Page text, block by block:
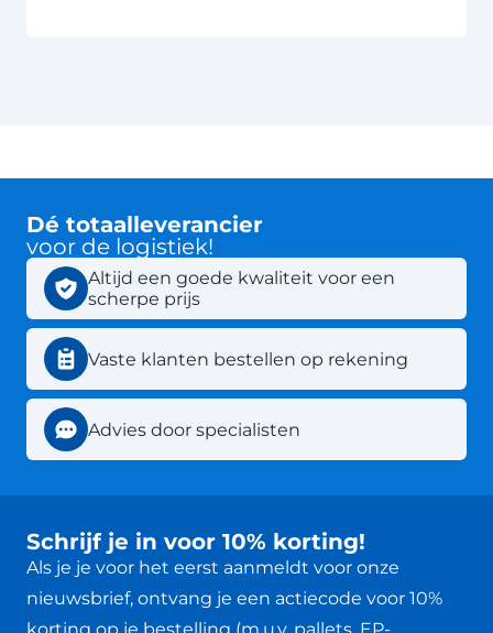
Dé totaalleverancier
voor de logistiek!
Altijd een goede kwaliteit voor een
scherpe prijs
Vaste klanten bestellen op rekening
Advies door specialisten
Schrijf je in voor 10% korting!
Als je je voor het eerst aanmeldt voor onze
nieuwsbrief, ontvang je een actiecode voor 10%